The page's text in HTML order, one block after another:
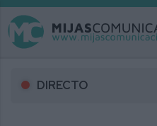
DIRECTO